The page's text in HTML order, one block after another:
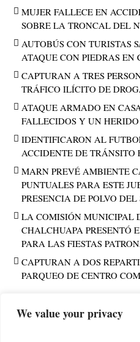
We value your privacy
MUJER FALLECE EN
SOBRE LA TRONCAL DEL
AUTOBÚS CON TURISTAS
ATAQUE CON PIEDRAS
CAPTURAN A TRES
TRÁFICO ILÍCITO DE
ATAQUE ARMADO EN
FALLECIDOS Y UN
IDENTIFICARON AL
ACCIDENTE DE TRÁNSITO
MARN PREVÉ AMBIENTE
PUNTUALES PARA ESTE
PRESENCIA DE POLVO
LA COMISIÓN MUNICIPAL
CHALCHUAPA PRESENTÓ
PARA LAS FIESTAS
CAPTURAN A DOS
PARQUEO DE CENTRO
PUBLICIDAD